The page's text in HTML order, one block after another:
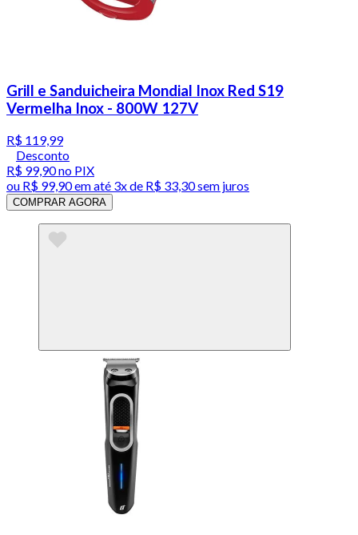
Grill e Sanduicheira Mondial Inox Red S19
Vermelha Inox - 800W 127V
R$ 119,99
Desconto
R$ 99,90no PIX
ou R$ 99,90em até 3x de R$ 33,30 sem juros
COMPRAR AGORA